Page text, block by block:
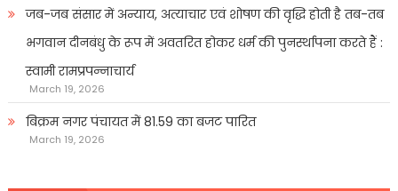
जब-जब संसार में अन्याय, अत्याचार एवं शोषण की वृद्धि होती है तब-तब
भगवान दीनबंधु के रूप में अवतरित होकर धर्म की पुनर्स्थापना करते हैं :
स्वामी रामप्रपन्नाचार्य
March 19, 2026
बिक्रम नगर पंचायत में 81.59 का बजट पारित
March 19, 2026